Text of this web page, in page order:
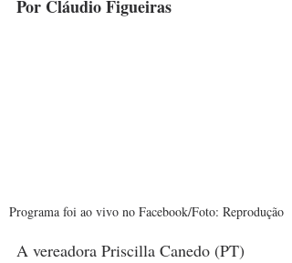
Por Cláudio Figueiras
Programa foi ao vivo no Facebook/Foto: Reprodução
A vereadora Priscilla Canedo (PT)